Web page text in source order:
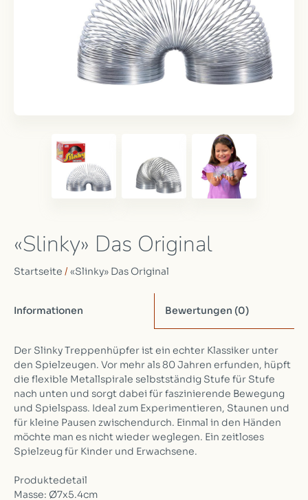
«Slinky» Das Original
Startseite / «Slinky» Das Original
Informationen Bewertungen (0)
Der Slinky Treppenhüpfer ist ein echter Klassiker unter
den Spielzeugen. Vor mehr als 80 Jahren erfunden, hüpft
die flexible Metallspirale selbstständig Stufe für Stufe
nach unten und sorgt dabei für faszinierende Bewegung
und Spielspass. Ideal zum Experimentieren, Staunen und
für kleine Pausen zwischendurch. Einmal in den Händen
möchte man es nicht wieder weglegen. Ein zeitloses
Spielzeug für Kinder und Erwachsene.
Produktedetail
Masse: Ø7x5.4cm